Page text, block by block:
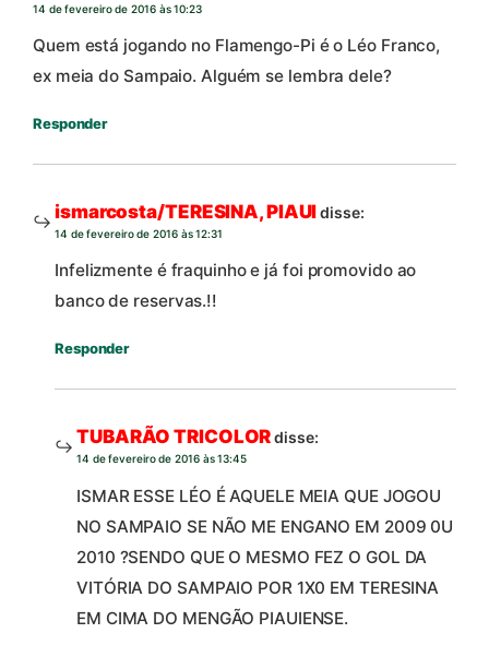
14 de fevereiro de 2016 às 10:23
Quem está jogando no Flamengo-Pi é o Léo Franco,
ex meia do Sampaio. Alguém se lembra dele?
Responder
ismarcosta/TERESINA, PIAUIdisse:
14 de fevereiro de 2016 às 12:31
Infelizmente é fraquinho e já foi promovido ao
banco de reservas.!!
Responder
TUBARÃO TRICOLORdisse:
14 de fevereiro de 2016 às 13:45
ISMAR ESSE LÉO É AQUELE MEIA QUE JOGOU
NO SAMPAIO SE NÃO ME ENGANO EM 2009 0U
2010 ?SENDO QUE O MESMO FEZ O GOL DA
VITÓRIA DO SAMPAIO POR 1X0 EM TERESINA
EM CIMA DO MENGÃO PIAUIENSE.